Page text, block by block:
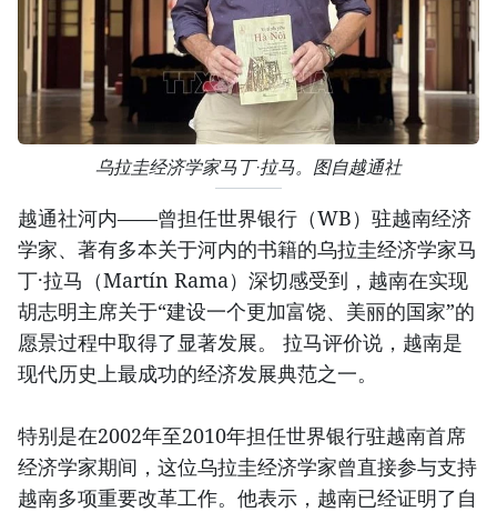
乌拉圭经济学家马丁·拉马。图自越通社
越通社河内——曾担任世界银行（WB）驻越南经济
学家、著有多本关于河内的书籍的乌拉圭经济学家马
丁·拉马（Martín Rama）深切感受到，越南在实现
胡志明主席关于“建设一个更加富饶、美丽的国家”的
愿景过程中取得了显著发展。 拉马评价说，越南是
现代历史上最成功的经济发展典范之一。
特别是在2002年至2010年担任世界银行驻越南首席
经济学家期间，这位乌拉圭经济学家曾直接参与支持
越南多项重要改革工作。他表示，越南已经证明了自